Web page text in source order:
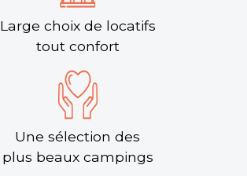
Large choix de locatifs
tout confort
Une sélection des
plus beaux campings